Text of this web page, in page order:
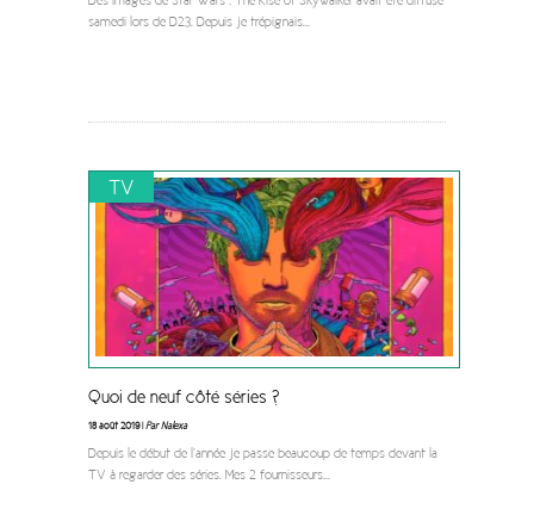
samedi lors de D23. Depuis je trépignais...
TV
Quoi de neuf côté séries ?
18 août 2019 |Par Nalexa
Depuis le début de l’année je passe beaucoup de temps devant la
TV à regarder des séries. Mes 2 fournisseurs...